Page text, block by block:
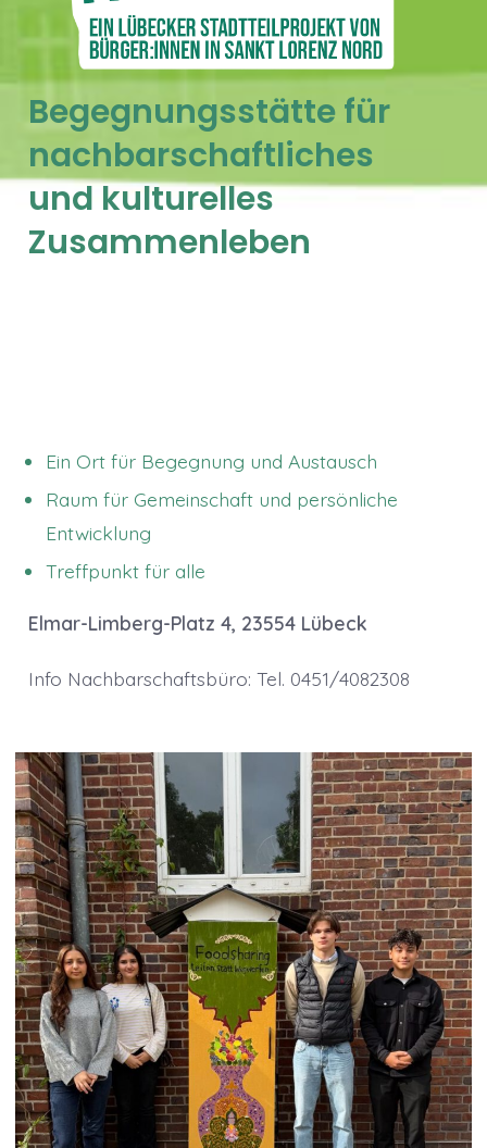
Begegnungsstätte für
nachbarschaftliches
und kulturelles
Zusammenleben
Ein Ort für Begegnung und Austausch
Raum für Gemeinschaft und persönliche
Entwicklung
Treffpunkt für alle
Elmar-Limberg-Platz 4, 23554 Lübeck
Info Nachbarschaftsbüro: Tel. 0451/4082308